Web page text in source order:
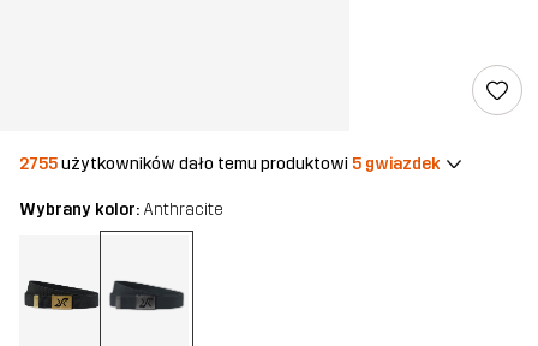
2755użytkowników dało temu produktowi 5 gwiazdek
Wybrany kolor: Anthracite